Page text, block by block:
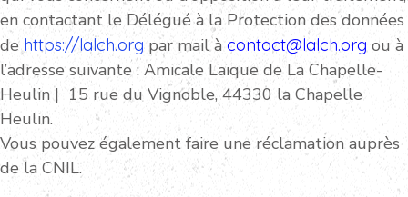
en contactant le Délégué à la Protection des données
dehttps://lalch.org par mail à contact@lalch.org ou à
l’adresse suivante : Amicale Laïque de La Chapelle-
Heulin | 15 rue du Vignoble, 44330 la Chapelle
Heulin.
Vous pouvez également faire une réclamation auprès
de la CNIL.